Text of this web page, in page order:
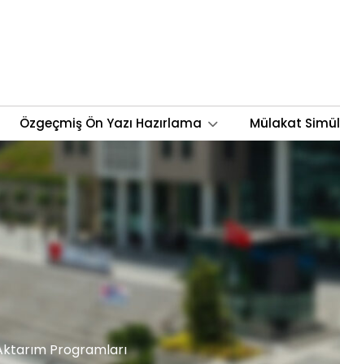
Özgeçmiş Ön Yazı Hazırlama Mülakat
Programları